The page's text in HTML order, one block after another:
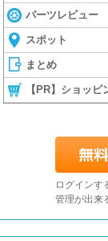
パーツレビュー
スポット
まとめ
【PR】ショッピ
ログインす
管理が出来